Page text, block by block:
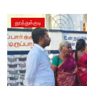
தூத்துக்குடி